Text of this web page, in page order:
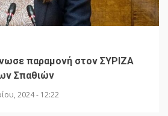
παραμονή στον ΣΥΡΙΖΑ
Σπαθιών
2024 - 12:22